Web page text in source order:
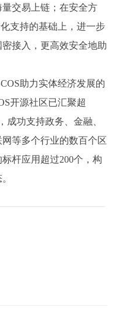
交易上链；在安全方
支持的基础上，进一步
接入，更高效安全地助
助力实体经济发展的
开源社区已汇聚超
成功支持政务、金融、
等多个行业的数百个区
杆应用超过200个，构